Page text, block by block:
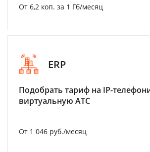
От 6,2 коп. за 1 Гб/месяц
ERP
Подобрать тариф на IP-
виртуальную АТС
От 1 046 руб./месяц